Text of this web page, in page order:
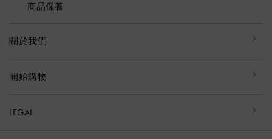
商品保養
關於我們
開始購物
LEGAL